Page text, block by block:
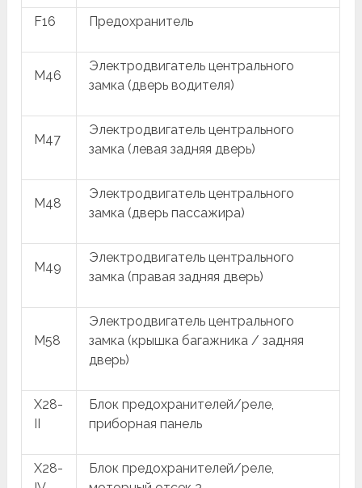
F16 Предохранитель
M46
Электродвигатель центрального
замка (дверь водителя)
M47
Электродвигатель центрального
замка (левая задняя дверь)
M48
Электродвигатель центрального
замка (дверь пассажира)
M49
Электродвигатель центрального
замка (правая задняя дверь)
M58
Электродвигатель центрального
замка (крышка багажника / задняя
дверь)
X28-
II
Блок предохранителей/реле,
приборная панель
X28-
Блок предохранителей/реле,